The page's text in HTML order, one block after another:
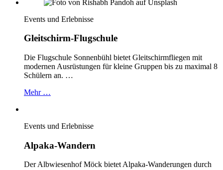
Events und Erlebnisse
Gleitschirm-Flugschule
Die Flugschule Sonnenbühl bietet Gleitschirmfliegen mit
modernen Ausrüstungen für kleine Gruppen bis zu maximal 8
Schülern an. …
Mehr …
Events und Erlebnisse
Alpaka-Wandern
Der Albwiesenhof Möck bietet Alpaka-Wanderungen durch